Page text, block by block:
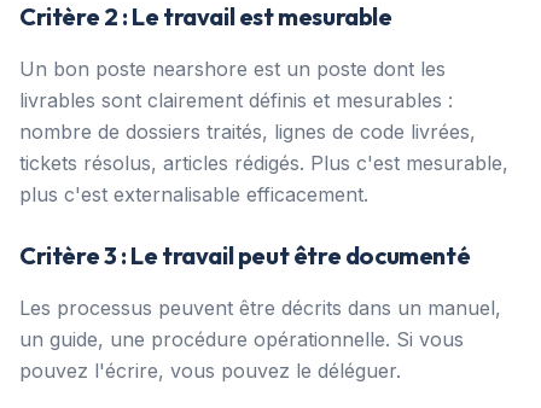
Critère 2 : Le travail est mesurable
Un bon poste nearshore est un poste dont les
livrables sont clairement définis et mesurables :
nombre de dossiers traités, lignes de code livrées,
tickets résolus, articles rédigés. Plus c'est mesurable,
plus c'est externalisable efficacement.
Critère 3 : Le travail peut être documenté
Les processus peuvent être décrits dans un manuel,
un guide, une procédure opérationnelle. Si vous
pouvez l'écrire, vous pouvez le déléguer.